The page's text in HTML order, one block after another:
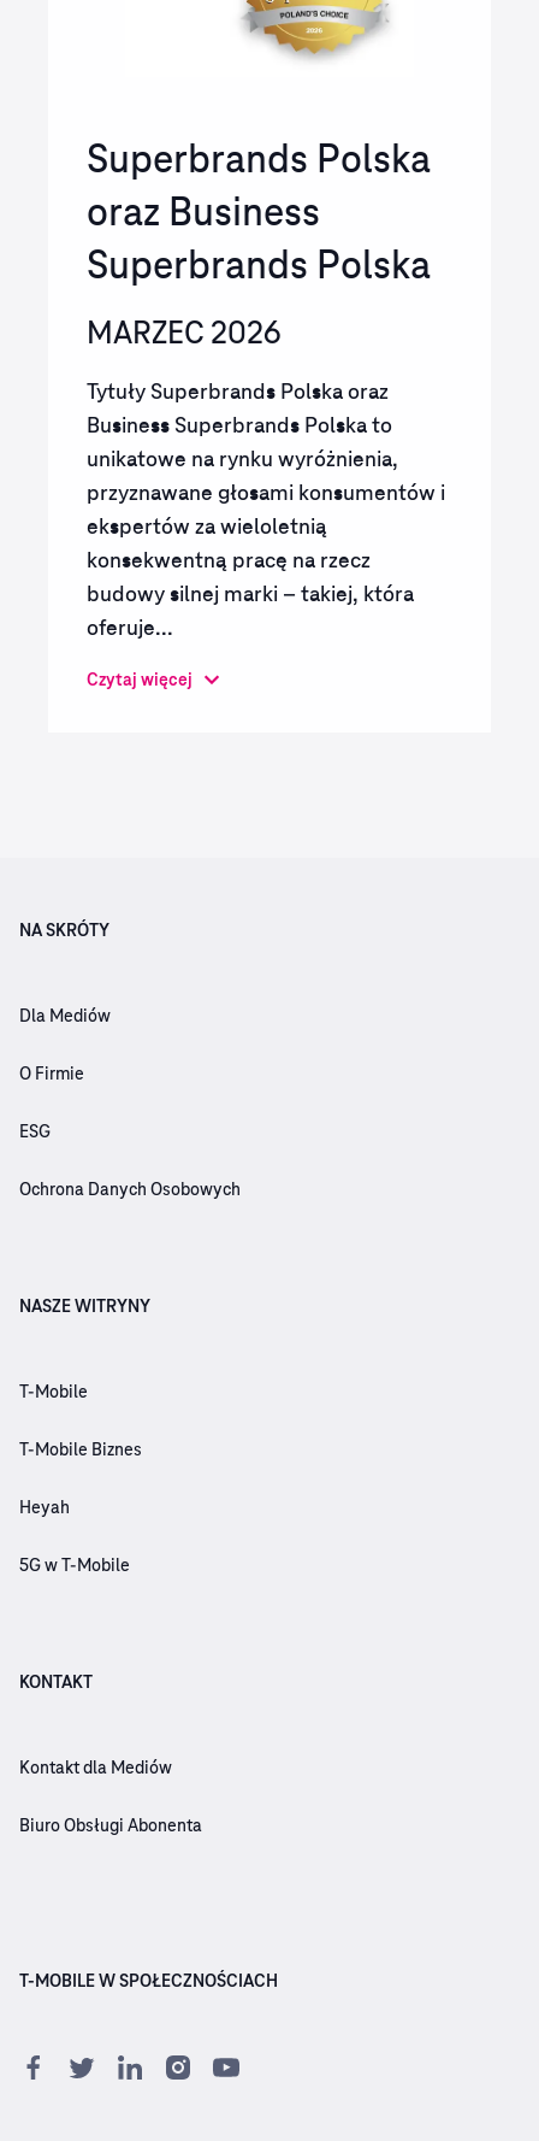
Superbrands Polska
oraz Business
Superbrands Polska
MARZEC 2026
Tytuły Superbrands Polska oraz
Business Superbrands Polska to
unikatowe na rynku wyróżnienia,
przyznawane głosami konsumentów i
ekspertów za wieloletnią
konsekwentną pracę na rzecz
budowy silnej marki – takiej, która
oferuje...
Czytaj więcej
NA SKRÓTY
Dla Mediów
O Firmie
ESG
Ochrona Danych Osobowych
NASZE WITRYNY
T-Mobile
T-Mobile Biznes
Heyah
5G w T-Mobile
KONTAKT
Kontakt dla Mediów
Biuro Obsługi Abonenta
T-MOBILE W SPOŁECZNOŚCIACH